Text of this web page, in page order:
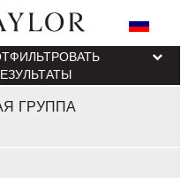
ГРУППА